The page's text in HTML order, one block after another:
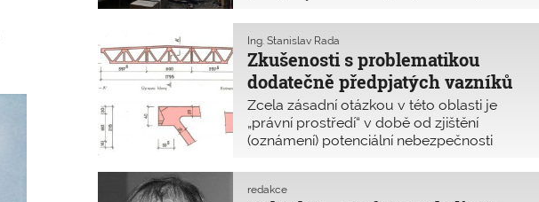
Kláru Dostálovou, ministryni pro místní
rozvoj. Odhadem se jedná o stavby na
ploše více než půl milionu čtverečních
metrů. Stavební úřady a vlastníci by měli
neprodleně podniknout kroky ke
kontrolám stavu tohoto typu konstrukcí.
Zkušenosti s problematikou
dodatečně předpjatých vazníků
z prefabrikovaných
konstrukčních systémů
Ing. Stanislav Rada
Zcela zásadní otázkou v této oblasti je
„právní prostředí“ v době od zjištění
(oznámení) potenciální nebezpečnosti
nebezpečných konstrukcí. Bohužel naše
stávající zákony a vyhlášky obecně
redakce